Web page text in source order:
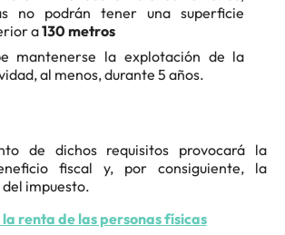
no podrán tener una superficie
a130 metros
mantenerse la explotación de la
al menos, durante 5 años.
de dichos requisitos provocará la
fiscal y, por consiguiente, la
impuesto.
renta de las personas físicas